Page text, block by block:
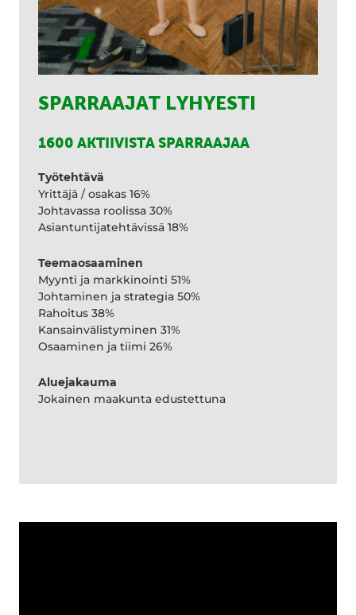
SPARRAAJAT LYHYESTI
1600 AKTIIVISTA SPARRAAJAA
Työtehtävä
Yrittäjä / osakas 16%
Johtavassa roolissa 30%
Asiantuntijatehtävissä 18%
Teemaosaaminen
Myynti ja markkinointi 51%
Johtaminen ja strategia 50%
Rahoitus 38%
Kansainvälistyminen 31%
Osaaminen ja tiimi 26%
Aluejakauma
Jokainen maakunta edustettuna